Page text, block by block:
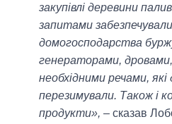
закупівлі деревини
запитами забезпечували
домогосподарства
генераторами,
необхідними речами,
перезимували. Також і
продукти», – сказав